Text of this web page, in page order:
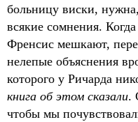
больницу виски,
всякие сомнения.
Френсис мешкают,
нелепые объяснения
которого у Ричарда
книга об этом сказали.
чтобы мы